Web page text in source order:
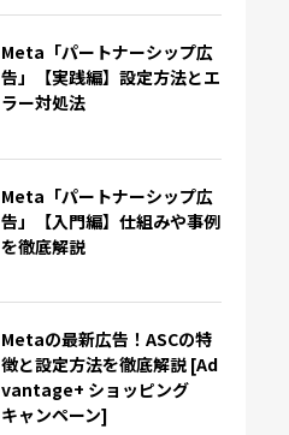
Meta「パートナーシップ広
告」【実践編】設定方法とエ
ラー対処法
Meta「パートナーシップ広
告」【入門編】仕組みや事例
を徹底解説
Metaの最新広告！ASCの特
徴と設定方法を徹底解説 [Ad
vantage+ ショッピング
キャンペーン]